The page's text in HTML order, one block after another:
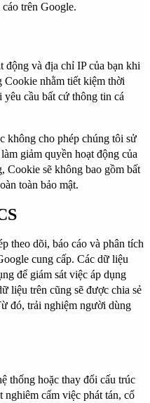
trên Google.
động và địa chỉ IP của bạn khi
Cookie nhằm tiết kiệm thời
cầu bất cứ thông tin cá
không cho phép chúng tôi sử
giảm quyền hoạt động của
Cookie sẽ không bao gồm bất
toàn bảo mật.
theo dõi, báo cáo và phân tích
cung cấp. Các dữ liệu
để giám sát việc áp dụng
liệu trên cũng sẽ được chia sẻ
đó, trải nghiệm người dùng
thống hoặc thay đổi cấu trúc
cấm việc phát tán, cổ